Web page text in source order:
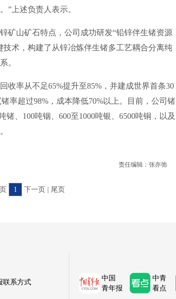
”上述负责人表示。
山矿石特点，公司成功研发“铅锌伴生锗资源
术，构建了从锌冶炼伴生锗多工艺耦合分离纯
。
率从不足65%提升至85%，并建成世界首条30
率超过98%，成本降低70%以上。目前，公司锗
、100吨铟、600至1000吨银、6500吨铜，以及
责任编辑：张亦弛
1 下一页 | 尾页
联系方式
中国
青年报
中青
看点